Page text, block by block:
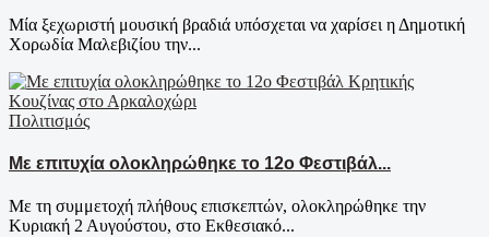
Μία ξεχωριστή μουσική βραδιά υπόσχεται να χαρίσει η Δημοτική
Χορωδία Μαλεβιζίου την...
Πολιτισμός
Με επιτυχία ολοκληρώθηκε το 12ο Φεστιβάλ...
Με τη συμμετοχή πλήθους επισκεπτών, ολοκληρώθηκε την
Κυριακή 2 Αυγούστου, στο Εκθεσιακό...